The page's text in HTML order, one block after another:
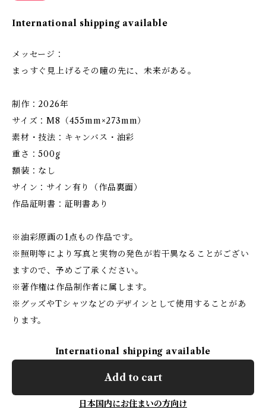
International shipping available
メッセージ：
まっすぐ見上げるその瞳の先に、未来がある。
制作：2026年
サイズ：M8（455mm×273mm）
素材・技法：キャンバス・油彩
重さ：500g
額装：なし
サイン：サイン有り（作品裏面）
作品証明書：証明書あり
※油彩原画の1点もの作品です。
※照明等により写真と実物の発色が若干異なることがござい
ますので、予めご了承ください。
※著作権は作品制作者に属します。
※グッズやTシャツなどのデザインとして使用することがあ
ります。
International shipping available
Add to cart
日本国内にお住まいの方向け